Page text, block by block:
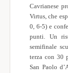
Cavrianese
Virtus, che
0, 6-5) e
punti. Un
semifinale
terza con 30
San Paolo